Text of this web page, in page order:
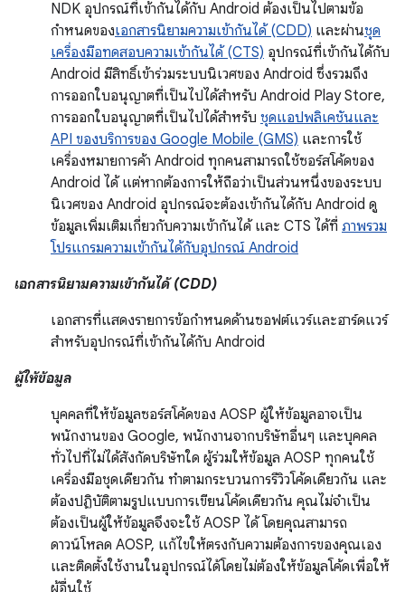
NDK อุปกรณ์ที่เข้ากันได้กับ Android ต้องเป็นไปตามข้อ
กำหนดของเอกสารนิยามความเข้ากันได้ (CDD) และผ่านชุด
เครื่องมือทดสอบความเข้ากันได้ (CTS) อุปกรณ์ที่เข้ากันได้กับ
Android มีสิทธิ์เข้าร่วมระบบนิเวศของ Android ซึ่งรวมถึง
การออกใบอนุญาตที่เป็นไปได้สำหรับ Android Play Store,
การออกใบอนุญาตที่เป็นไปได้สำหรับ ชุดแอปพลิเคชันและ
API ของบริการของ Google Mobile (GMS) และการใช้
เครื่องหมายการค้า Android ทุกคนสามารถใช้ซอร์สโค้ดของ
Android ได้ แต่หากต้องการให้ถือว่าเป็นส่วนหนึ่งของระบบ
นิเวศของ Android อุปกรณ์จะต้องเข้ากันได้กับ Android ดู
ข้อมูลเพิ่มเติมเกี่ยวกับความเข้ากันได้ และ CTS ได้ที่ ภาพรวม
โปรแกรมความเข้ากันได้กับอุปกรณ์ Android
เอกสารนิยามความเข้ากันได้ (CDD)
เอกสารที่แสดงรายการข้อกำหนดด้านซอฟต์แวร์และฮาร์ดแวร์
สำหรับอุปกรณ์ที่เข้ากันได้กับ Android
ผู้ให้ข้อมูล
บุคคลที่ให้ข้อมูลซอร์สโค้ดของ AOSP ผู้ให้ข้อมูลอาจเป็น
พนักงานของ Google, พนักงานจากบริษัทอื่นๆ และบุคคล
ทั่วไปที่ไม่ได้สังกัดบริษัทใด ผู้ร่วมให้ข้อมูล AOSP ทุกคนใช้
เครื่องมือชุดเดียวกัน ทำตามกระบวนการรีวิวโค้ดเดียวกัน และ
ต้องปฏิบัติตามรูปแบบการเขียนโค้ดเดียวกัน คุณไม่จำเป็น
ต้องเป็นผู้ให้ข้อมูลจึงจะใช้ AOSP ได้ โดยคุณสามารถ
ดาวน์โหลด AOSP, แก้ไขให้ตรงกับความต้องการของคุณเอง
และติดตั้งใช้งานในอุปกรณ์ได้โดยไม่ต้องให้ข้อมูลโค้ดเพื่อให้
ผู้อื่นใช้